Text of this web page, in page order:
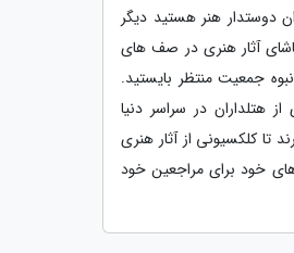
دوستدار هنر هستید دیگر
آثار هنری در صف های
جمعیت منتظر بایستید.
از هتلداران در سراسر دنیا
تا کلکسیونی از آثار هنری
خود برای مراجعین خود